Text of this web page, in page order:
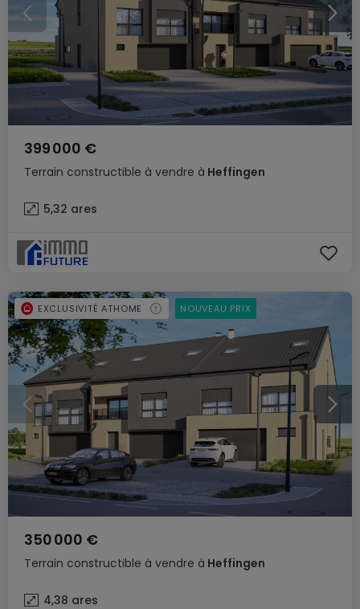
Terrain constructible à vendre à Heffingen
399 000 €
5,32 ares
Terrain constructible à vendre à Heffingen
350 000 €
4,38 ares
EXCLUSIVITÉ ATHOME NOUVEAU PRIX